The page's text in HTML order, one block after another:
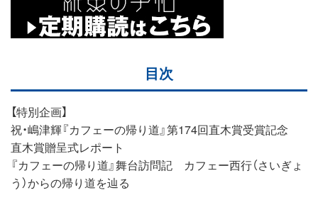
目次
【特別企画】
祝・嶋津輝『カフェーの帰り道』第174回直木賞受賞記念
直木賞贈呈式レポート
『カフェーの帰り道』舞台訪問記 カフェー西行（さいぎょ
う）からの帰り道を辿る